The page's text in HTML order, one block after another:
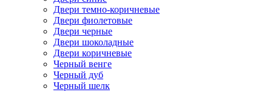
Двери темно-коричневые
Двери фиолетовые
Двери черные
Двери шоколадные
Двери коричневые
Черный венге
Черный дуб
Черный шелк